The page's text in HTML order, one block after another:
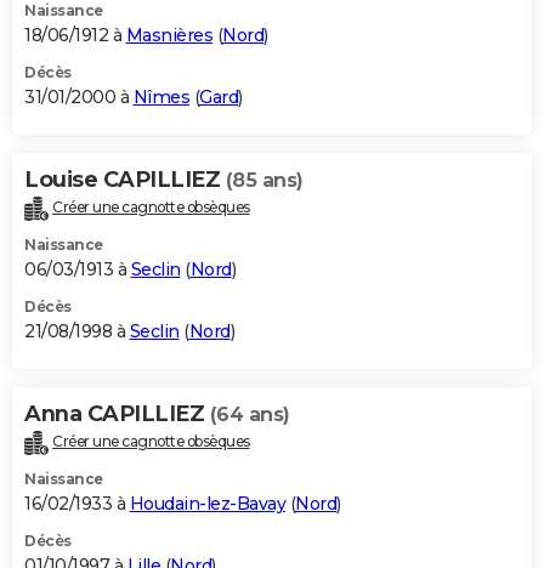
Naissance
18/06/1912 à Masnières (Nord)
Décès
31/01/2000 à Nîmes (Gard)
Louise CAPILLIEZ (85 ans)
Créer une cagnotte obsèques
Naissance
06/03/1913 à Seclin (Nord)
Décès
21/08/1998 à Seclin (Nord)
Anna CAPILLIEZ (64 ans)
Créer une cagnotte obsèques
Naissance
16/02/1933 à Houdain-lez-Bavay(Nord)
Décès